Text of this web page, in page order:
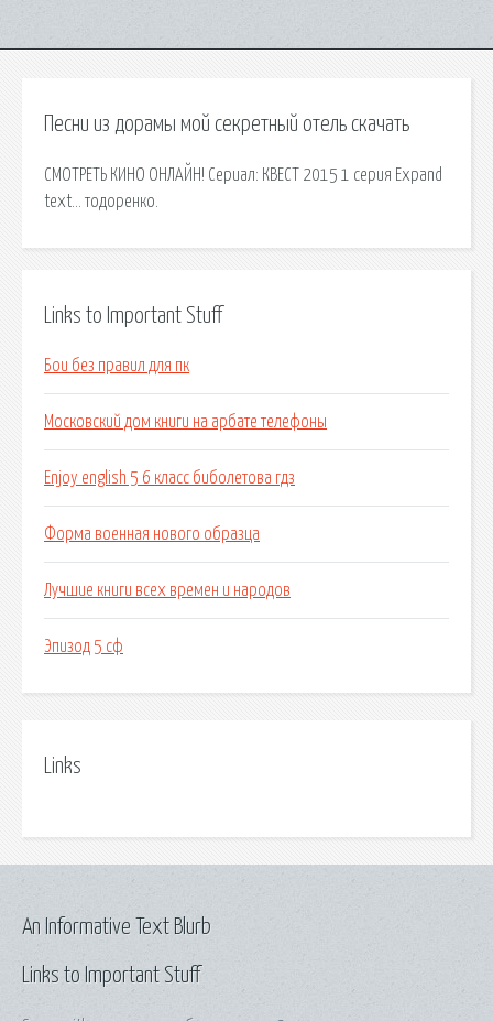
Песни из дорамы мой секретный отель скачать
СМОТРЕТЬ КИНО ОНЛАЙН! Сериал: КВЕСТ 2015 1 серия Expand
text… тодоренко.
Links to Important Stuff
Бои без правил для пк
Московский дом книги на арбате телефоны
Enjoy english 5 6 класс биболетова гдз
Форма военная нового образца
Лучшие книги всех времен и народов
Эпизод 5 сф
Links
Links to Important Stuff
An Informative Text Blurb